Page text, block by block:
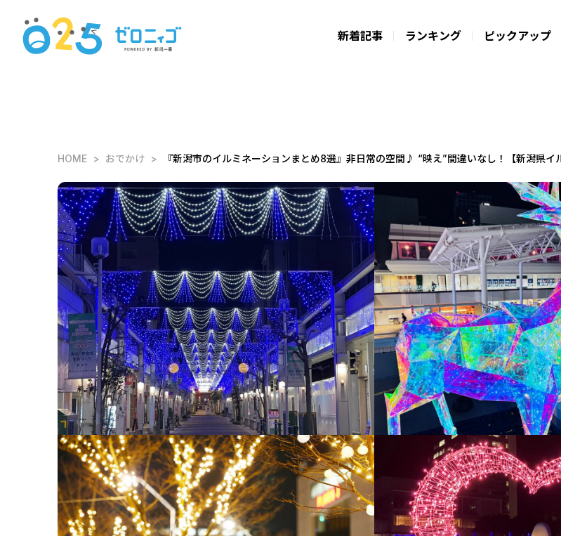
新着記事 ランキング ピックアップ
HOME おでかけ 『新潟市のイルミネーションまとめ8選』非日常の空間♪ “映え”間違いなし！【新潟県